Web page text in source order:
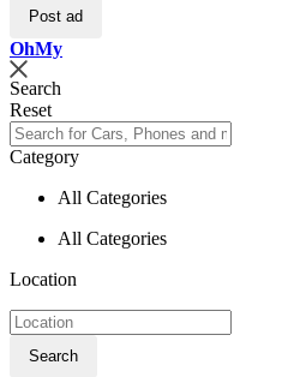
Post ad
OhMy
Search
Reset
Category
All Categories
All Categories
Location
Search